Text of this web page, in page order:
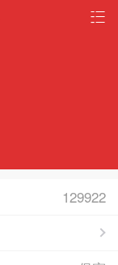
129922